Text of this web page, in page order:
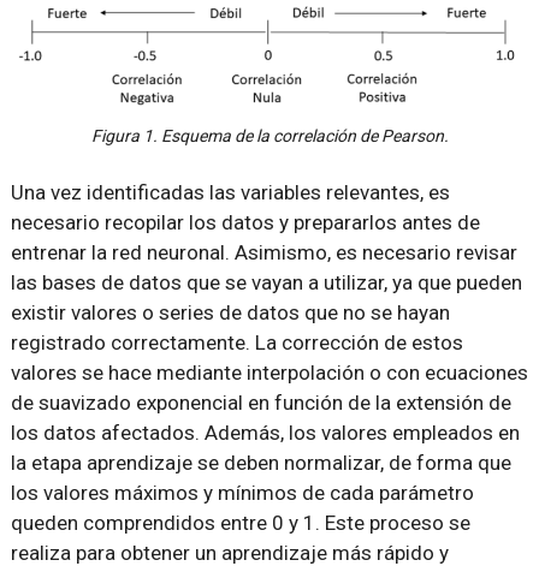
Figura 1. Esquema de la correlación de Pearson.
Una vez identificadas las variables relevantes, es
necesario recopilar los datos y prepararlos antes de
entrenar la red neuronal. Asimismo, es necesario revisar
las bases de datos que se vayan a utilizar, ya que pueden
existir valores o series de datos que no se hayan
registrado correctamente. La corrección de estos
valores se hace mediante interpolación o con ecuaciones
de suavizado exponencial en función de la extensión de
los datos afectados. Además, los valores empleados en
la etapa aprendizaje se deben normalizar, de forma que
los valores máximos y mínimos de cada parámetro
queden comprendidos entre 0 y 1. Este proceso se
realiza para obtener un aprendizaje más rápido y